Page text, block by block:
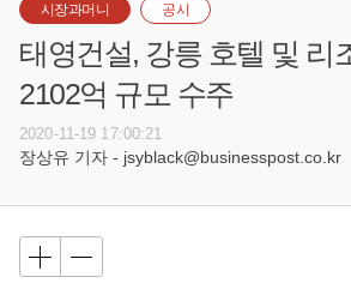
시장과머니 공시
태영건설, 강릉 호텔 및 리
2102억 규모 수주
2020-11-19 17:00:21
장상유 기자 - jsyblack@businesspost.co.kr